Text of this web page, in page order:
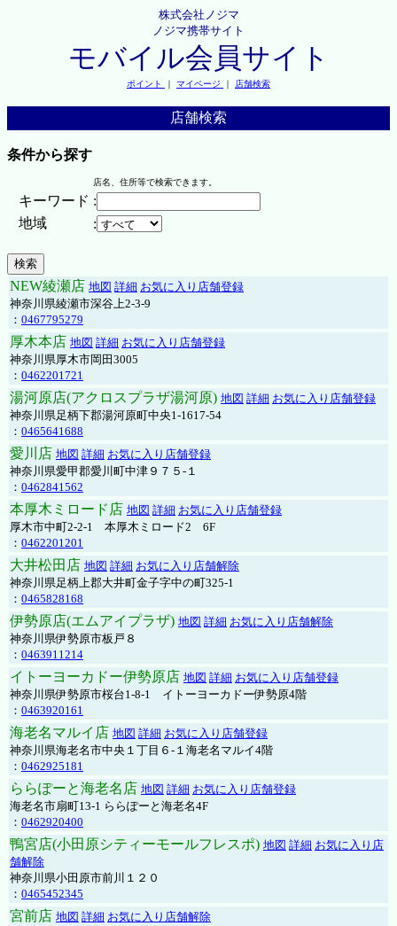
株式会社ノジマ
ノジマ携帯サイト
モバイル会員サイト
ポイント ｜ マイページ ｜ 店舗検索
店舗検索
条件から探す
店名、住所等で検索できます。
キーワード :
地域
:
NEW綾瀬店 地図 詳細 お気に入り店舗登録
神奈川県綾瀬市深谷上2-3-9
： 0467795279
厚木本店 地図 詳細 お気に入り店舗登録
神奈川県厚木市岡田3005
： 0462201721
湯河原店(アクロスプラザ湯河原) 地図 詳細 お気に入り店舗登録
神奈川県足柄下郡湯河原町中央1-1617-54
： 0465641688
愛川店 地図 詳細 お気に入り店舗登録
神奈川県愛甲郡愛川町中津９７５-１
： 0462841562
本厚木ミロード店 地図 詳細 お気に入り店舗登録
厚木市中町2-2-1 本厚木ミロード2 6F
： 0462201201
大井松田店 地図 詳細 お気に入り店舗解除
神奈川県足柄上郡大井町金子字中の町325-1
： 0465828168
伊勢原店(エムアイプラザ) 地図 詳細 お気に入り店舗解除
神奈川県伊勢原市板戸８
： 0463911214
イトーヨーカドー伊勢原店 地図 詳細 お気に入り店舗登録
神奈川県伊勢原市桜台1-8-1 イトーヨーカドー伊勢原4階
： 0463920161
海老名マルイ店 地図 詳細 お気に入り店舗登録
神奈川県海老名市中央１丁目６-１海老名マルイ4階
： 0462925181
ららぽーと海老名店 地図 詳細 お気に入り店舗登録
海老名市扇町13-1 ららぽーと海老名4F
： 0462920400
鴨宮店(小田原シティーモールフレスポ) 地図 詳細 お気に入り店
舗解除
神奈川県小田原市前川１２０
： 0465452345
宮前店 地図 詳細 お気に入り店舗解除